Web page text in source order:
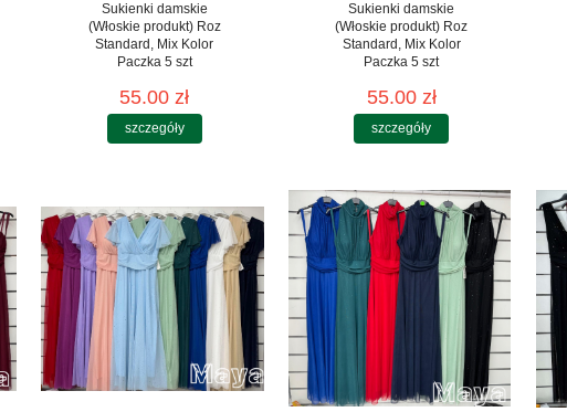
Sukienki damskie
(Włoskie produkt) Roz
Standard, Mix Kolor
Paczka 5 szt
55.00 zł
szczegóły
Sukienki damskie
(Włoskie produkt) Roz
Standard, Mix Kolor
Paczka 5 szt
55.00 zł
szczegóły